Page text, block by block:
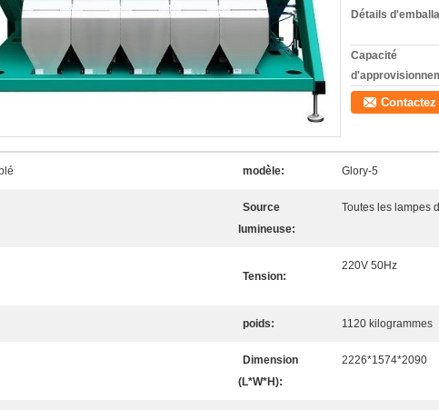
Détails
Capacité
Contactez
modèle: Glory-5
Source
lumineuse:
Toutes les lampes
Tension:
220V 50Hz
poids: 1120 kilogrammes
Dimension
(L*W*H):
2226*1574*2090